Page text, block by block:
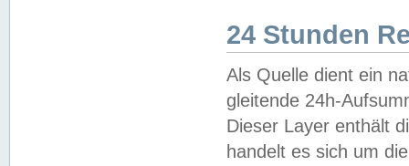
24 Stunden
Als Quelle dient ein
gleitende 24h-
Dieser Layer enthält
handelt es sich um